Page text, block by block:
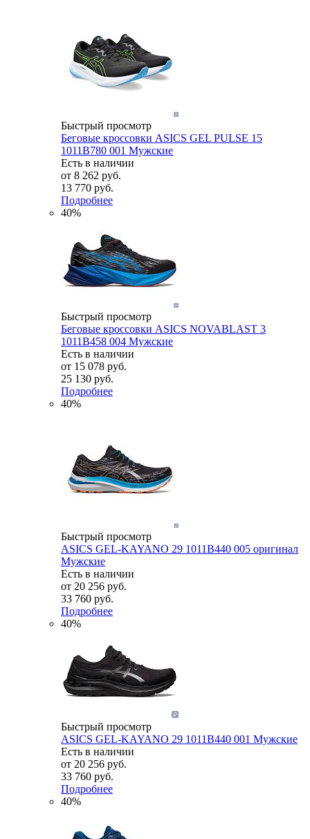
Быстрый просмотр
Беговые кроссовки ASICS GEL PULSE 15
1011B780 001 Мужские
Есть в наличии
от 8 262 руб.
13 770 руб.
Подробнее
40%
Быстрый просмотр
Беговые кроссовки ASICS NOVABLAST 3
1011B458 004 Мужские
Есть в наличии
от 15 078 руб.
25 130 руб.
Подробнее
40%
Быстрый просмотр
ASICS GEL-KAYANO 29 1011B440 005 оригинал
Мужские
Есть в наличии
от 20 256 руб.
33 760 руб.
Подробнее
40%
Быстрый просмотр
ASICS GEL-KAYANO 29 1011B440 001 Мужские
Есть в наличии
от 20 256 руб.
33 760 руб.
Подробнее
40%